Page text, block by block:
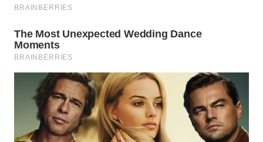
Geleia de jabuticaba para pães, bolos simples e
queijos.